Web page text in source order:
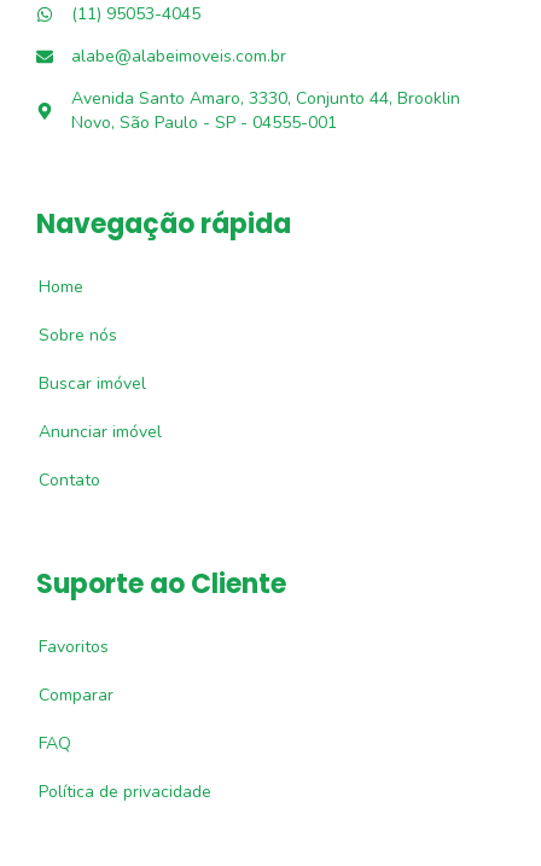
(11) 95053-4045
alabe@alabeimoveis.com.br
Avenida Santo Amaro, 3330, Conjunto 44, Brooklin
Novo, São Paulo - SP - 04555-001
Navegação rápida
Home
Sobre nós
Buscar imóvel
Anunciar imóvel
Contato
Suporte ao Cliente
Favoritos
Comparar
FAQ
Política de privacidade